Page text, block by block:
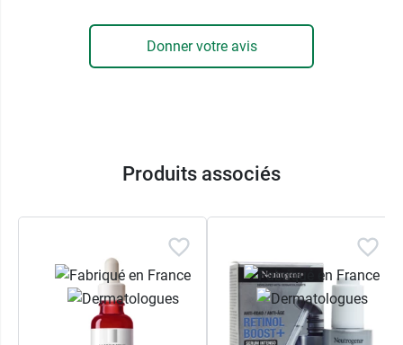
pour but de
soutenir l'hydratation cutanée
problème, c'est qu'il se raréfie avec l'âge et ses
l'ensemble du derme se trouve parfaitement
léger gonflement de l'épiderme, faisant
disparaitre les rides. Le résultat est visible
instantanément et durablement.
Pour une correction des rides profondes durant
le sommeil, nous vous conseillons la crème de
Donner votre avis
Produits associés